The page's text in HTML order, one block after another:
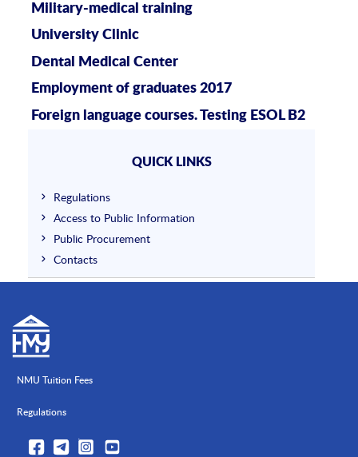
Military-medical training
University Clinic
Dental Medical Center
Employment of graduates 2017
Foreign language courses. Testing ESOL B2
QUICK LINKS
Regulations
Access to Public Information
Public Procurement
Contacts
NMU Tuition Fees
Regulations